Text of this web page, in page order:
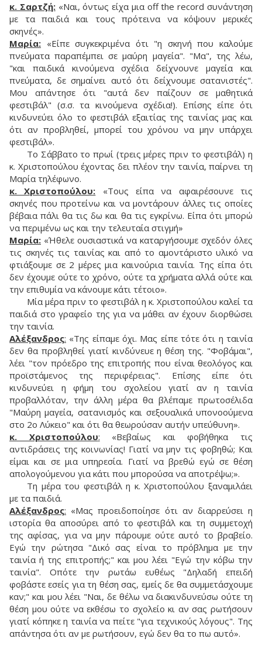
κ. Σαρτζή:«Ναι, όντως είχα μια off the record συνάντηση
με τα παιδιά και τους πρότεινα να κόψουν μερικές
σκηνές».
Μαρία: «Είπε συγκεκριμένα ότι "η σκηνή που καλούμε
πνεύματα παραπέμπει σε μαύρη μαγεία". "Μα", της λέω,
"και παιδικά κινούμενα σχέδια δείχνουνε μαγεία και
πνεύματα, δε σημαίνει αυτό ότι δείχνουμε σατανιστές".
Μου απάντησε ότι "αυτά δεν παίζουν σε μαθητικά
φεστιβάλ" (σ.σ. τα κινούμενα σχέδια!). Επίσης είπε ότι
κινδυνεύει όλο το φεστιβάλ εξαιτίας της ταινίας μας και
ότι αν προβληθεί, μπορεί του χρόνου να μην υπάρχει
φεστιβάλ».
Tο Σάββατο το πρωί (τρεις μέρες πριν το φεστιβάλ) η
κ. Χριστοπούλου έχοντας δει πλέον την ταινία, παίρνει τη
Μαρία τηλέφωνο.
κ. Χριστοπούλου: «Τους είπα να αφαιρέσουνε τις
σκηνές που προτείνω και να μοντάρουν άλλες τις οποίες
βέβαια πάλι θα τις δω και θα τις εγκρίνω. Είπα ότι μπορώ
να περιμένω ως και την τελευταία στιγμή»
Μαρία: «Ήθελε ουσιαστικά να καταργήσουμε σχεδόν όλες
τις σκηνές τις ταινίας και από το αμοντάριστο υλικό να
φτιάξουμε σε 2 μέρες μια καινούρια ταινία. Της είπα ότι
δεν έχουμε ούτε το χρόνο, ούτε τα χρήματα αλλά ούτε και
την επιθυμία να κάνουμε κάτι τέτοιο».
Mία μέρα πριν το φεστιβάλ η κ. Χριστοπούλου καλεί τα
παιδιά στο γραφείο της για να μάθει αν έχουν διορθώσει
την ταινία.
Αλέξανδρος: «Της είπαμε όχι. Μας είπε τότε ότι η ταινία
δεν θα προβληθεί γιατί κινδύνευε η θέση της. "Φοβάμαι",
λέει "τον πρόεδρο της επιτροπής που είναι θεολόγος και
προϊστάμενος της περιφέρειας". Επίσης είπε ότι
κινδυνεύει η φήμη του σχολείου γιατί αν η ταινία
προβαλλόταν, την άλλη μέρα θα βλέπαμε πρωτοσέλιδα
"Μαύρη μαγεία, σατανισμός και σεξουαλικά υπονοούμενα
στο 2ο Λύκειο" και ότι θα θεωρούσαν αυτήν υπεύθυνη».
κ. Χριστοπούλου: «Βεβαίως και φοβήθηκα τις
αντιδράσεις της κοινωνίας! Γιατί να μην τις φοβηθώ; Και
είμαι και σε μια υπηρεσία. Γιατί να βρεθώ εγώ σε θέση
απολογούμενου για κάτι που μπορούσα να αποτρέψω;».
Τη μέρα του φεστιβάλ η κ. Χριστοπούλου ξαναμιλάει
με τα παιδιά.
Αλέξανδρος: «Μας προειδοποίησε ότι αν διαρρεύσει η
ιστορία θα αποσύρει από το φεστιβάλ και τη συμμετοχή
της αφίσας, για να μην πάρουμε ούτε αυτό το βραβείο.
Εγώ την ρώτησα "Δικό σας είναι το πρόβλημα με την
ταινία ή της επιτροπής;" και μου λέει "Εγώ την κόβω την
ταινία". Οπότε την ρωτάω ευθέως "Δηλαδή επειδή
φοβάστε εσείς για τη θέση σας, εμείς δε θα συμμετάσχουμε
καν;" και μου λέει "Ναι, δε θέλω να διακινδυνεύσω ούτε τη
θέση μου ούτε να εκθέσω το σχολείο κι αν σας ρωτήσουν
γιατί κόπηκε η ταινία να πείτε "για τεχνικούς λόγους". Της
απάντησα ότι αν με ρωτήσουν, εγώ δεν θα το πω αυτό».